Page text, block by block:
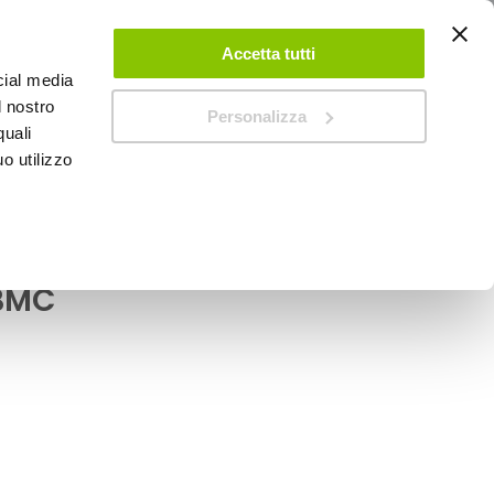
media
nostro
utilizzo
Accetta tutti
Personalizza
ACCEDI CREA UN ACCOUNT CONTATTACI